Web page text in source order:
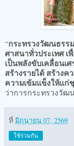
“กระทรวงวัฒนธรร
ศาสนาทั่วประเทศ
เป็นพลังขับเคลื่อนเ
สร้างรายได้ สร้าง
ความเข้มแข็งให้แก่
ว่าการกระทรวงวัฒ
ที่ มิถุนายน 07, 2569
ใช้ร่วมกัน